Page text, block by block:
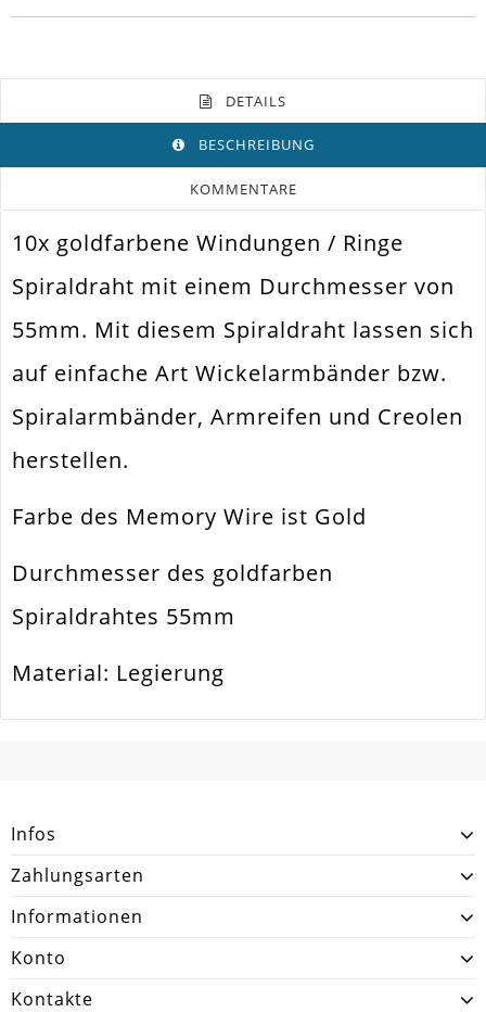
DETAILS
BESCHREIBUNG
KOMMENTARE
Farbe Gold
Funktion Schmuckdraht
Spezifikation Memory Wire
Verwendung Creolen. Wickelarmband
Durchmesser Außen 55mm
Materialstärke
Ausführung Glatt / Glänzend
Menge
Zusatzinfo
10x goldfarbene Windungen / Ringe
Spiraldraht mit einem Durchmesser von
55mm. Mit diesem Spiraldraht lassen sich
auf einfache Art Wickelarmbänder bzw.
Spiralarmbänder, Armreifen und Creolen
herstellen.
Farbe des Memory Wire ist Gold
Durchmesser des goldfarben
Spiraldrahtes 55mm
Material: Legierung
Infos
Zahlungsarten
Informationen
Konto
Kontakte